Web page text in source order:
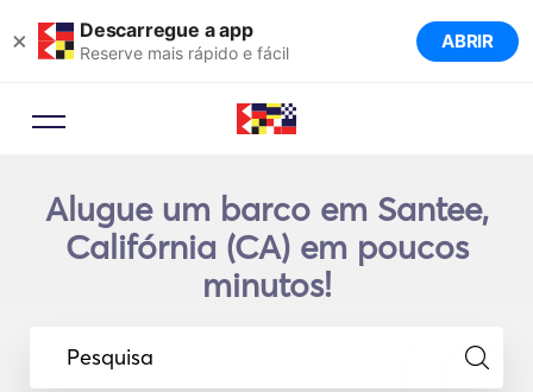
× Descarregue a app
Reserve mais rápido e fácil ABRIR
Alugue um barco em Santee,
Califórnia (CA) em poucos
minutos!
Pesquisa